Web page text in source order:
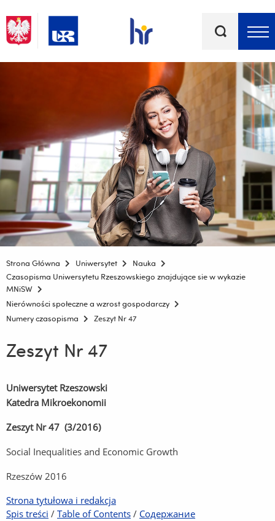
kluczowe
Strona Główna Uniwersytet
Nauka
Czasopisma Uniwersytetu Rzeszowskiego znajdujące sie w wykazie
MNiSW
Nierówności społeczne a wzrost gospodarczy
Numery czasopisma
Zeszyt Nr 47
Zeszyt Nr 47
Uniwersytet Rzeszowski
Katedra Mikroekonomii
Zeszyt Nr 47 (3/2016)
Social Inequalities and Economic Growth
Rzeszów 2016
Strona tytułowa i redakcja
Spis treści / Table of Contents / Содержание